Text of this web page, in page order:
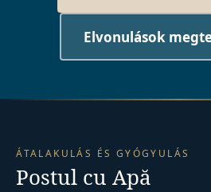
Elvonulások
ÁTALAKULÁS ÉS GYÓGYULÁS
Postul cu Apă